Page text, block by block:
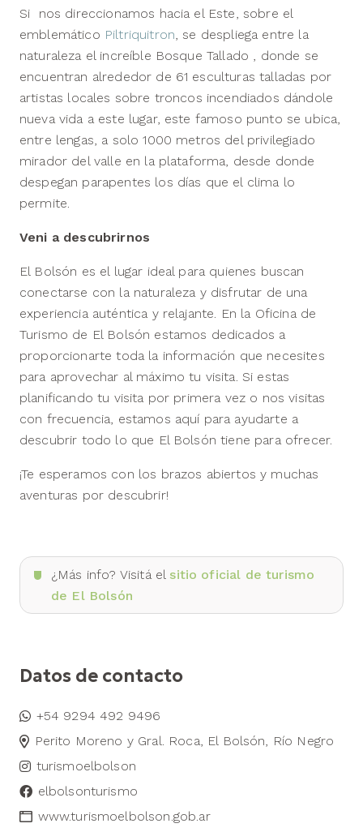
Si nos direccionamos hacia el Este, sobre el
emblemático Piltriquitron, se despliega entre la
naturaleza el increíble Bosque Tallado , donde se
encuentran alrededor de 61 esculturas talladas por
artistas locales sobre troncos incendiados dándole
nueva vida a este lugar, este famoso punto se ubica,
entre lengas, a solo 1000 metros del privilegiado
mirador del valle en la plataforma, desde donde
despegan parapentes los días que el clima lo
permite.
Veni a descubrirnos
El Bolsón es el lugar ideal para quienes buscan
conectarse con la naturaleza y disfrutar de una
experiencia auténtica y relajante. En la Oficina de
Turismo de El Bolsón estamos dedicados a
proporcionarte toda la información que necesites
para aprovechar al máximo tu visita. Si estas
planificando tu visita por primera vez o nos visitas
con frecuencia, estamos aquí para ayudarte a
descubrir todo lo que El Bolsón tiene para ofrecer.
¡Te esperamos con los brazos abiertos y muchas
aventuras por descubrir!
¿Más info? Visitá el sitio oficial de turismo
de El Bolsón
Datos de contacto
+54 9294 492 9496
Perito Moreno y Gral. Roca, El Bolsón, Río Negro
turismoelbolson
elbolsonturismo
www.turismoelbolson.gob.ar